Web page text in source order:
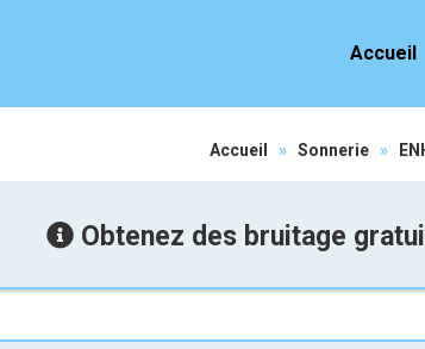
Accueil
Accueil » Sonnerie »
Obtenez des bruitage